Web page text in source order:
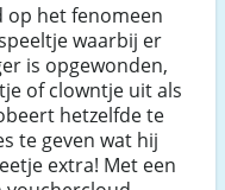
op het fenomeen
waarbij er
is opgewonden,
of clowntje uit als
hetzelfde te
te geven wat hij
extra! Met een